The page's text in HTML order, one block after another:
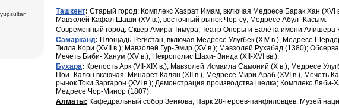
вв.)
Мири
Заргарон
Ляби-
Ташкент: Старый город: Комплекс Хазрат Имам, включая Медресе Барак Хан (XVI
Мавзолей Кафал Шаши (XV в.); восточный рынок Чор-су; Медресе Абул- Касым.
Современный город: Сквер Амира Тимура; Театр Оперы и Балета имени Алишера
Самарканд: Площадь Регистан, включая Медресе Улугбек (XIV в.), Медресе
Тилла Кори (XVII в.); Мавзолей Гур-Эмир (XV в.); Мавзолей Рухабад (1380);
Мечеть Биби- Ханум (XV в.); Некрополис Шахи- Зинда (XII-XVI вв.).
Бухара: Крепость Арк (VII-XIX в.); Мавзолей Исмаила Самоний (X в.); Медресе
Пои- Калон включая: Минарет Калян (XII в.), Медресе Мири Араб (XVI в.), Мечеть
рынок Токи Заргарон (XVI в.); Демонстрация производства шелка; Комплекс Ляби-
Медресе Чор-Минор (1807).
Алматы: Кафедральный собор Зенкова; Парк 28-героев-панфиловцев; Музей